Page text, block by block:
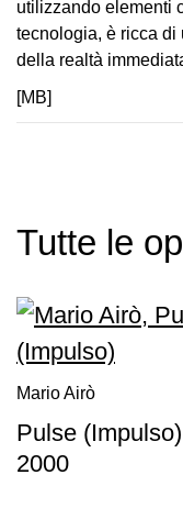
Visita
Biglietti
Shop
Chi
Organizza
tuo
trasparente
Whistleblowing
Sostieni
utilizzando elementi
tecnologia, è ricca
della realtà
[MB]
Tutte le
Mario Airò
Pulse (Impulso)
2000